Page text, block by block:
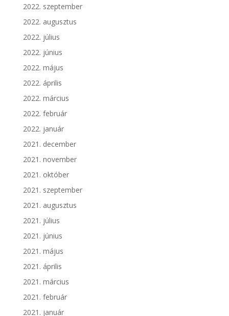
2022. szeptember
2022. augusztus
2022. július
2022. június
2022. május
2022. április
2022. március
2022. február
2022. január
2021. december
2021. november
2021. október
2021. szeptember
2021. augusztus
2021. július
2021. június
2021. május
2021. április
2021. március
2021. február
2021. január